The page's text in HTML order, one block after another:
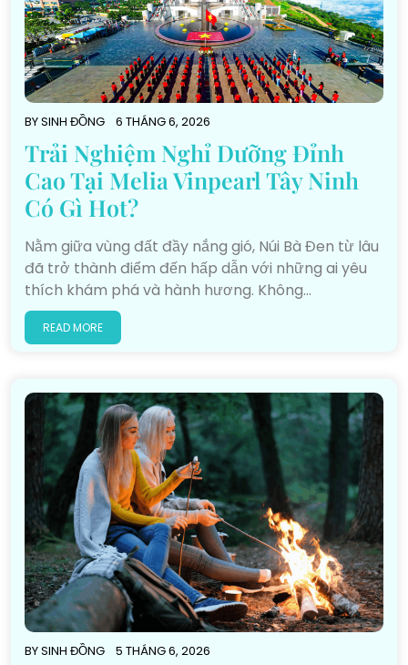
BYSINH ĐỒNG 6 THÁNG 6, 2026
Trải Nghiệm Nghỉ Dưỡng Đỉnh
Cao Tại Melia Vinpearl Tây Ninh
Có Gì Hot?
Nằm giữa vùng đất đầy nắng gió, Núi Bà Đen từ lâu
đã trở thành điểm đến hấp dẫn với những ai yêu
thích khám phá và hành hương. Không…
READ MORE
BYSINH ĐỒNG 5 THÁNG 6, 2026